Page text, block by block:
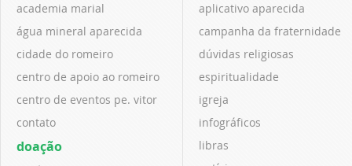
academia marial
água mineral aparecida
cidade do romeiro
centro de apoio ao romeiro
centro de eventos pe. vitor
contato
doação
aplicativo aparecida
campanha da fraternidade
dúvidas religiosas
espiritualidade
igreja
infográficos
libras